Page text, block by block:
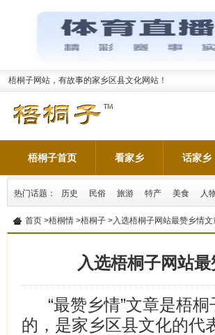
梧桐子网站，有故事的家乡区县文化网站！
梧桐子首页 看家乡 话家乡
热门话题： 历史 民俗 旅游 特产 美食 人
首页 >梧桐情 >梧桐子 >入选梧桐子网站最赞乡情
入选梧桐子网站
“最赞乡情”文章是梧
的，是家乡区县文化的代